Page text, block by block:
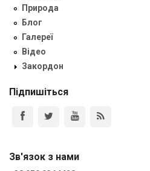
Природа
Блог
Галереї
Відео
Закордон
Підпишіться
Зв'язок з нами